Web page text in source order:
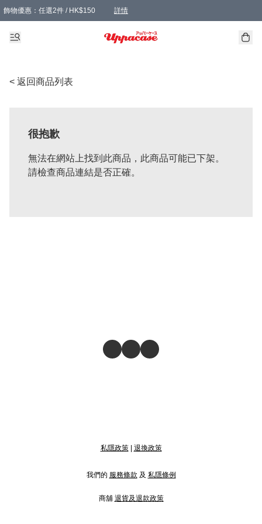
飾物優惠：任選2件 / HK$150 詳情
髮飾優惠：任選2件 / HK$100 詳情
精選襪子優惠：任選3對 / HK$115 詳情
滿額免運：本地訂單滿港幣350元可享免運費優惠
< 返回商品列表
很抱歉
無法在網站上找到此商品，此商品可能已下架。
請檢查商品連結是否正確。
私隱政策| 退換政策
我們的 服務條款 及 私隱條例
商舖 退貨及退款政策